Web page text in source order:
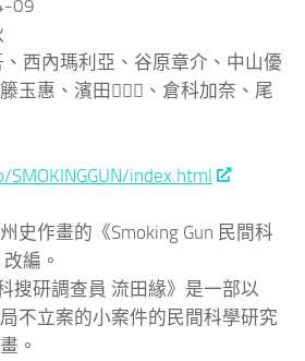
09
西內瑪利亞、谷原章介、中山優
玉惠、濱田、倉科加奈、尾
index.html
史作畫的《Smoking Gun 民間科
編。
搜研調查員 流田緣》是一部以
不立案的小案件的民間科學研究
。